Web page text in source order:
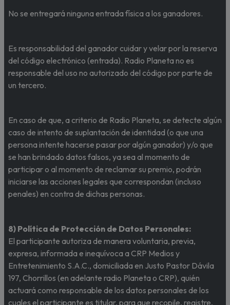
No se entregará ninguna entrada física a los ganadores.
Es responsabilidad del ganador cuidar y velar por la reserva
del código electrónico (entrada). Radio Planeta no es
responsable del uso no autorizado del código por parte de
un tercero.
En caso de que, a criterio de Radio Planeta, se detecte algún
caso de intento de suplantación de identidad (o que una
persona intente hacerse pasar por algún ganador) y/o que
se han brindado datos falsos, ya sea al momento de
participar o al momento de reclamar su premio, podrán
iniciarse las acciones legales que correspondan (incluso
penales) en contra de dichas personas.
8) Política de Protección de Datos Personales:
El participante autoriza de manera voluntaria, previa,
expresa, informada e inequívoca a CRP Medios y
Entretenimiento S.A.C., domiciliada en Justo Pastor Dávila
197, Chorrillos (en adelante radio Planeta o CRP), quién
actuará como responsable de los datos personales de los
cuales el participante es titular, para que recopile, registre,